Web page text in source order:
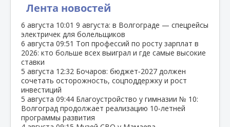
Лента новостей
6 августа 10:01 9 августа: в Волгограде — спецрейсы
электричек для болельщиков
6 августа 09:51 Топ профессий по росту зарплат в
2026: кто больше всех выиграл и где самые высокие
ставки
5 августа 12:32 Бочаров: бюджет‑2027 должен
сочетать осторожность, соцподдержку и рост
инвестиций
5 августа 09:44 Благоустройство у гимназии № 10:
Волгоград продолжает реализацию 10‑летней
программы развития